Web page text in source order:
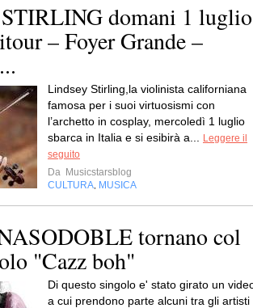
domani 1 luglio
– Foyer Grande –
Lindsey Stirling,la violinista californiana
famosa per i suoi virtuosismi con
l’archetto in cosplay, mercoledì 1 luglio
sbarca in Italia e si esibirà a...
Leggere il
seguito
Da Musicstarsblog
CULTURA MUSICA
tornano col
"Cazz boh"
Di questo singolo e' stato girato un
a cui prendono parte alcuni tra gli artisti